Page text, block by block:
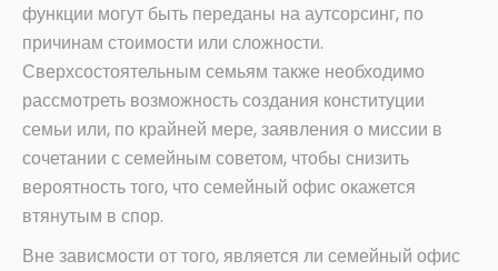
функции могут быть переданы на аутсорсинг, по
причинам стоимости или сложности.
Сверхсостоятельным семьям также необходимо
рассмотреть возможность создания конституции
семьи или, по крайней мере, заявления о миссии в
сочетании с семейным советом, чтобы снизить
вероятность того, что семейный офис окажется
втянутым в спор.
Вне зависмости от того, является ли семейный офис